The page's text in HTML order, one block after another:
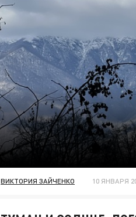
ВИКТОРИЯ ЗАЙЧЕНКО 10 ЯНВАРЯ